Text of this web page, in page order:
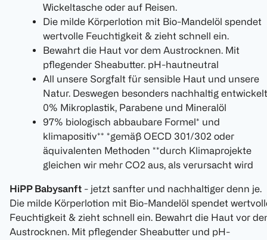
Wickeltasche oder auf Reisen.
Die milde Körperlotion mit Bio-Mandelöl spendet
wertvolle Feuchtigkeit & zieht schnell ein.
Bewahrt die Haut vor dem Austrocknen. Mit
pflegender Sheabutter. pH-hautneutral
All unsere Sorgfalt für sensible Haut und unsere
Natur. Deswegen besonders nachhaltig
0% Mikroplastik, Parabene und Mineralöl
97% biologisch abbaubare Formel* und
klimapositiv** *gemäß OECD 301/302 oder
äquivalenten Methoden **durch Klimaprojekte
gleichen wir mehr CO2 aus, als verursacht wird
HiPP Babysanft - jetzt sanfter und nachhaltiger denn je.
Die milde Körperlotion mit Bio-Mandelöl spendet
Feuchtigkeit & zieht schnell ein. Bewahrt die Haut vor
Austrocknen. Mit pflegender Sheabutter und pH-